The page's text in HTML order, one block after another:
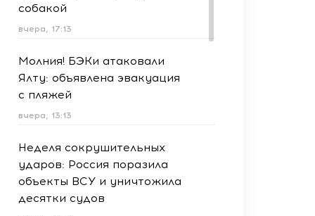
собакой
вчера, 17:13
Молния! БЭКи атаковали
Ялту: объявлена эвакуация
с пляжей
вчера, 13:13
Неделя сокрушительных
ударов: Россия поразила
объекты ВСУ и уничтожила
десятки судов